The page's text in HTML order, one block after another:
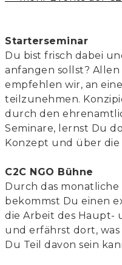
Starterseminar
Du bist frisch dabei
anfangen sollst?
empfehlen wir, an
teilzunehmen.
durch den
Seminare, lernst Du
Konzept und über die
C2C NGO Bühne
Durch das
bekommst Du einen
die Arbeit des Haupt-
und erfährst dort,
Du Teil davon sein